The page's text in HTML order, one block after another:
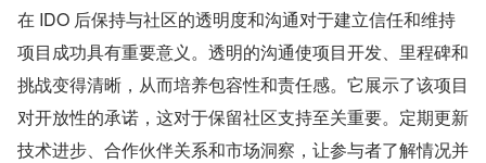
在 IDO 后保持与社区的透明度和沟通对于建立信任和维持
项目成功具有重要意义。透明的沟通使项目开发、里程碑和
挑战变得清晰，从而培养包容性和责任感。它展示了该项目
对开放性的承诺，这对于保留社区支持至关重要。定期更新
技术进步、合作伙伴关系和市场洞察，让参与者了解情况并